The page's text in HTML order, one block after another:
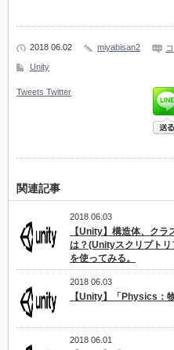
2018 06.02 miyabisan2
Unity
Tweets Twitter
関連記事
2018 06.03
【Unity】構造体、ク
は？(Unityスクリプトリ
を使ってみる。
2018 06.03
【Unity】「Physics：
2018 06.01